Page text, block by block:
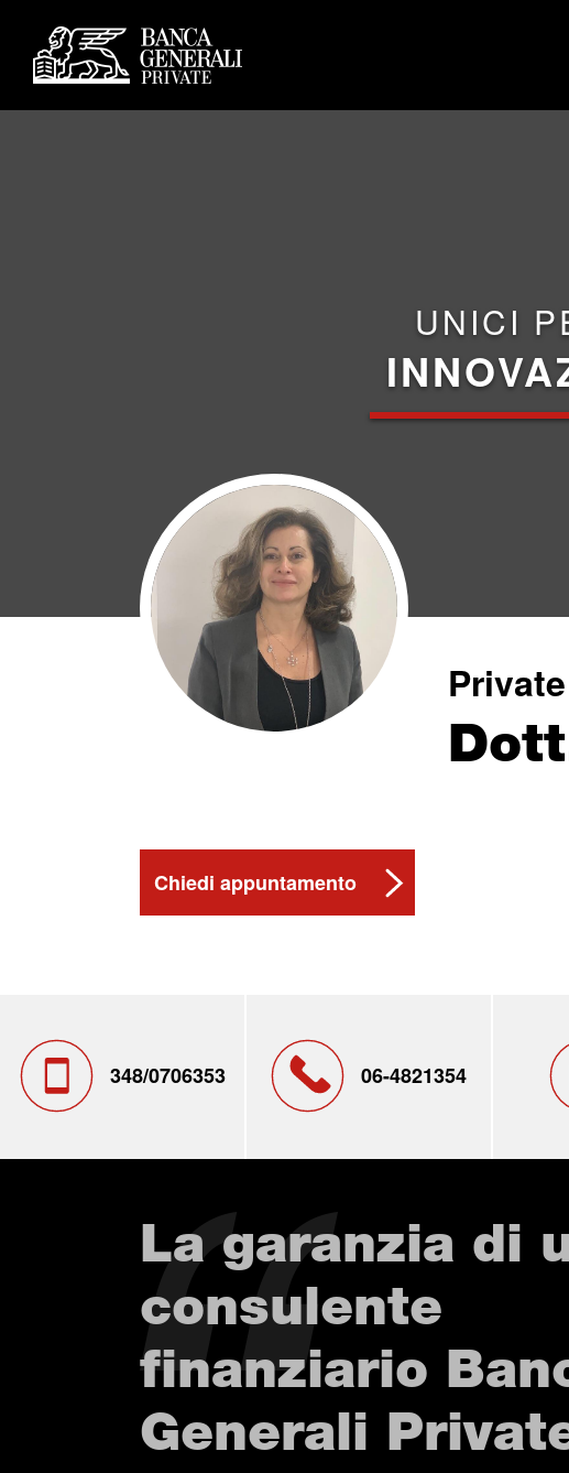
UNICI
Chiedi appuntamento
348/0706353 06-4821354
La garanzia di
consulente
finanziario
Generali